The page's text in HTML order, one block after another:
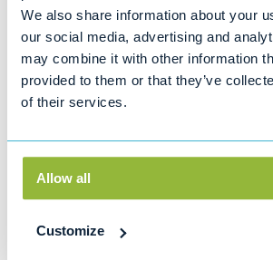
We also share information about your
our social media, advertising and
may combine it with other information
provided to them or that they’ve
of their services.
Allow all
Customize
Schokbrekers
Bel ons gerust voor een onderhouds- of
Productinformatie
u eropuit gaat en de Rollz Motion als
kunt u tegenaan leunen wanneer u op
rolstoelpakket niet bij u heeft. De rugsteun
blijven wanneer u de Rollz Motion alleen